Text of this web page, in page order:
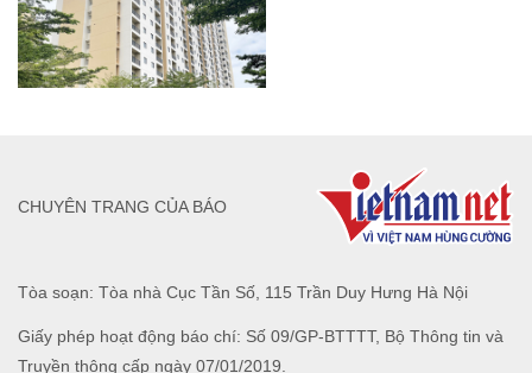
Tòa soạn: Tòa nhà Cục Tần Số, 115 Trần Duy Hưng Hà Nội
Giấy phép hoạt động báo chí: Số 09/GP-BTTTT, Bộ Thông tin và
Truyền thông cấp ngày 07/01/2019.
CHUYÊN TRANG CỦA BÁO